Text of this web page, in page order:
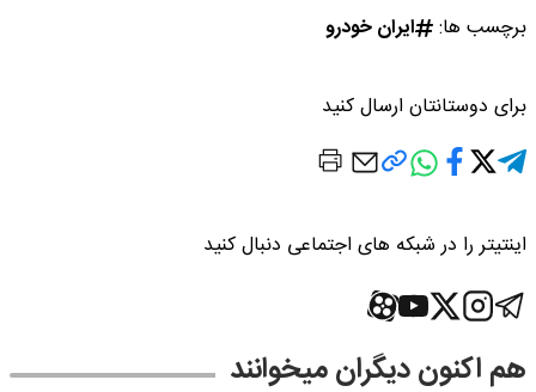
برچسب ها: ایران خودرو
برای دوستانتان ارسال کنید
اینتیتر را در شبکه های اجتماعی دنبال کنید
هم اکنون دیگران میخوانند